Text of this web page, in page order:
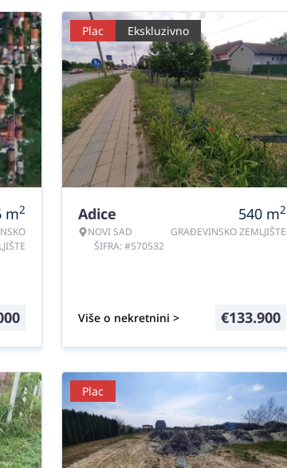
m2
Plac Ekskluzivno
Adice
NOVI SAD
ŠIFRA: #570532
540 m2
GRAĐEVINSKO ZEMLJIŠTE
Više o nekretnini > €133.900
Plac